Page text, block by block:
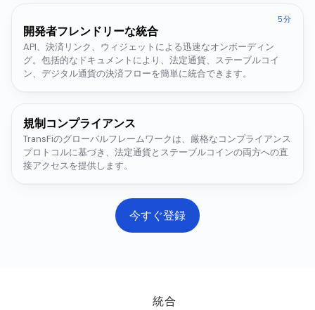
5分
開発者フレンドリーな統合
API、決済リンク、ウィジェットによる迅速なオンボーディン
グ。包括的なドキュメントにより、法定通貨、ステーブルコイ
ン、デジタル通貨の決済フローを簡単に統合できます。
規制コンプライアンス
TransFiのグローバルフレームワークは、厳格なコンプライアンス
プロトコルに基づき、法定通貨とステーブルコインの両方への直
接アクセスを提供します。
今すぐ登録
統合